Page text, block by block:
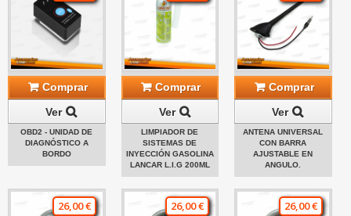
Comprar
Ver
OBD2 - UNIDAD DE
DIAGNÓSTICO A
BORDO
Comprar
Ver
LIMPIADOR DE
SISTEMAS DE
INYECCIÓN GASOLINA
LANCAR L.I.G 200ML
Comprar
Ver
ANTENA UNIVERSAL
CON BARRA
AJUSTABLE EN
ANGULO.
26,00 € 26,00 € 26,00 €